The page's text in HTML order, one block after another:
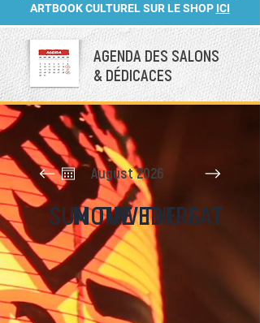
ARTBOOK CULTUREL SUR LE SHOP ICI
AGENDA DES SALONS
& DÉDICACES
August 2026
SUNMON
TUEWEDTHU
FRISAT